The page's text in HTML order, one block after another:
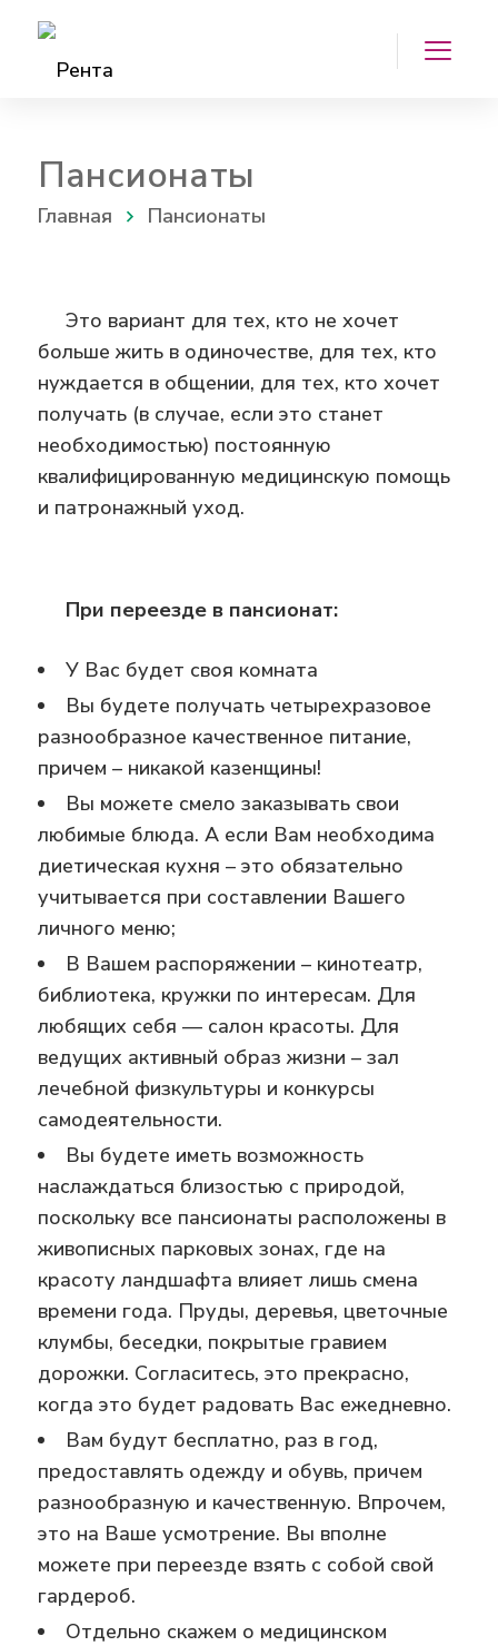
Пансионаты
Главная Пансионаты
Это вариант для тех, кто не хочет
больше жить в одиночестве, для тех, кто
нуждается в общении, для тех, кто хочет
получать (в случае, если это станет
необходимостью) постоянную
квалифицированную медицинскую помощь
и патронажный уход.
При переезде в пансионат:
У Вас будет своя комната
Вы будете получать четырехразовое
разнообразное качественное питание,
причем – никакой казенщины!
Вы можете смело заказывать свои
любимые блюда. А если Вам необходима
диетическая кухня – это обязательно
учитывается при составлении Вашего
личного меню;
В Вашем распоряжении – кинотеатр,
библиотека, кружки по интересам. Для
любящих себя — салон красоты. Для
ведущих активный образ жизни – зал
лечебной физкультуры и конкурсы
самодеятельности.
Вы будете иметь возможность
наслаждаться близостью с природой,
поскольку все пансионаты расположены в
живописных парковых зонах, где на
красоту ландшафта влияет лишь смена
времени года. Пруды, деревья, цветочные
клумбы, беседки, покрытые гравием
дорожки. Согласитесь, это прекрасно,
когда это будет радовать Вас ежедневно.
Вам будут бесплатно, раз в год,
предоставлять одежду и обувь, причем
разнообразную и качественную. Впрочем,
это на Ваше усмотрение. Вы вполне
можете при переезде взять с собой свой
гардероб.
Отдельно скажем о медицинском